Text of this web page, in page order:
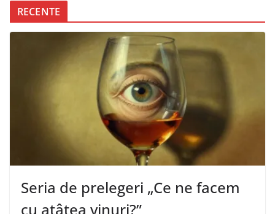
RECENTE
Seria de prelegeri „Ce ne facem
cu atâtea vinuri?”